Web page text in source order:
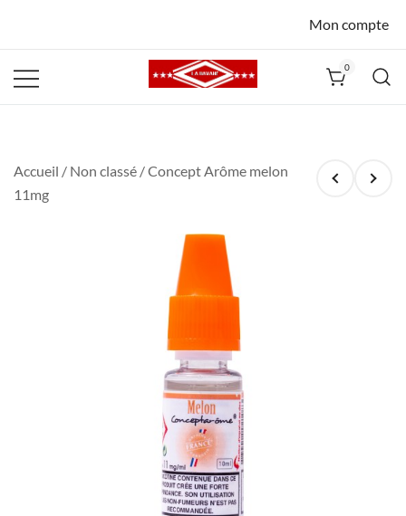
Mon compte
0
Accueil / Non classé / Concept Arôme melon
11mg